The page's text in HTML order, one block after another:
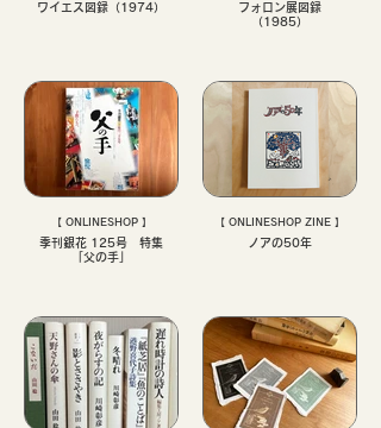
ワイエス図録（1974）
フォロン展図録
（1985）
【 ONLINESHOP 】
季刊銀花 125号 特集
「父の手」
【 ONLINESHOP ZINE 】
ノアの50年